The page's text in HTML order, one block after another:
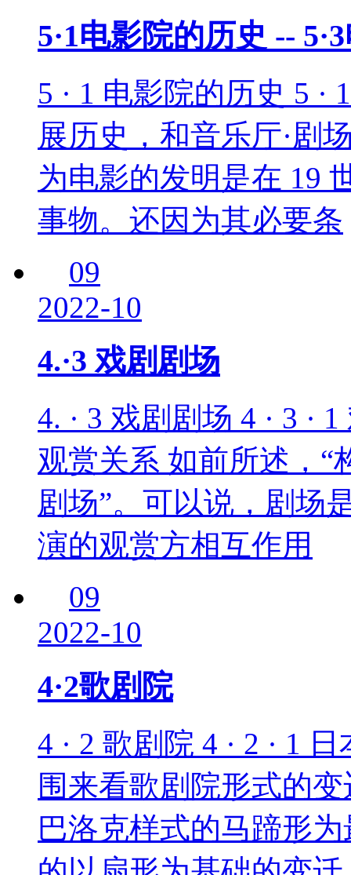
5·1电影院的历史 --
5 · 1 电影院的历史 5 ·
展历史，和音乐厅·剧
为电影的发明是在 19
事物。还因为其必要条
09
2022-10
4.·3 戏剧剧场
4. · 3 戏剧剧场 4 · 3 ·
观赏关系 如前所述，“
剧场”。可以说，剧场
演的观赏方相互作用
09
2022-10
4·2歌剧院
4 · 2 歌剧院 4 · 2 · 1
围来看歌剧院形式的
巴洛克样式的马蹄形